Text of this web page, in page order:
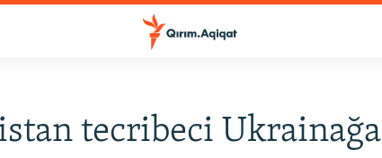
tecribeci